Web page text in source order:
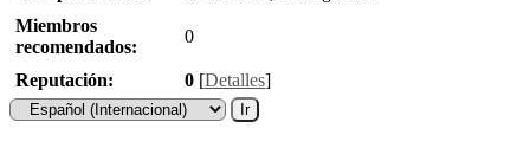
Miembros
recomendados:
0
Reputación: 0 [Detalles]